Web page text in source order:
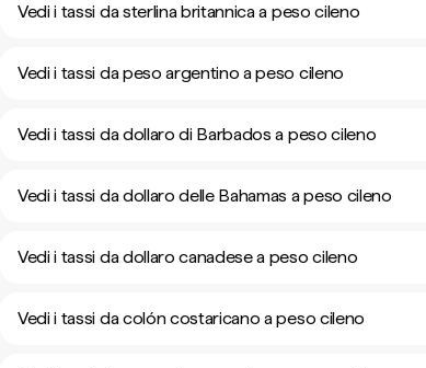
Vedi i tassi da sterlina britannica a peso cileno
Vedi i tassi da peso argentino a peso cileno
Vedi i tassi da dollaro di Barbados a peso cileno
Vedi i tassi da dollaro delle Bahamas a peso cileno
Vedi i tassi da dollaro canadese a peso cileno
Vedi i tassi da colón costaricano a peso cileno